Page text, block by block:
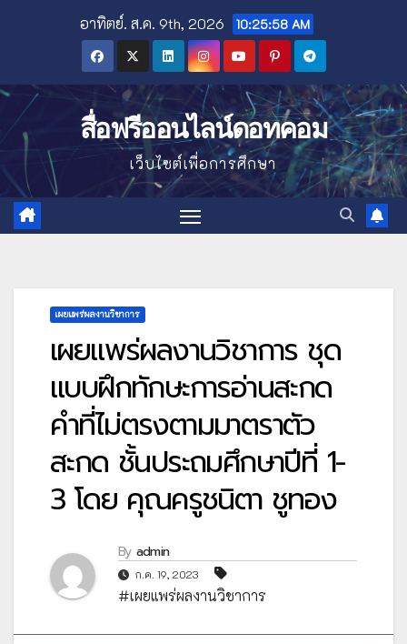
อาทิตย์. ส.ค. 9th, 2026 10:25:59 AM
สื่อฟรีออนไลน์ดอทคอม
เว็บไซต์เพื่อการศึกษา
เผยแพร่ผลงานวิชาการ
เผยแพร่ผลงานวิชาการ ชุด
แบบฝึกทักษะการอ่านสะกด
คำที่ไม่ตรงตามมาตราตัว
สะกด ชั้นประถมศึกษาปีที่ 1-
3 โดย คุณครูชนิตา ชูทอง
By admin
ก.ค. 19, 2023
#เผยแพร่ผลงานวิชาการ